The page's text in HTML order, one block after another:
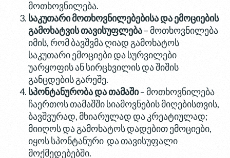
მოთხოვნილება.
საკუთარი მოთხოვნილებებისა და ემოციების
გამოხატვის თავისუფლება– მოთხოვნილება
იმის, რომ ბავშვმა ღიად გამოხატოს
საკუთარი ემოციები და სურვილები
უარყოფის ან სირცხვილის და შიშის
განცდების გარეშე.
სპონტანურობა და თამაში– მოთხოვნილება
ჩაერთოს თამაშში სიამოვნების მიღებისთვის,
ბავშვურად, მხიარულად და კრეატიულად;
მიიღოს და გამოხატოს დადებით ემოციები,
იყოს სპონტანური და თავისუფალი
მოქმედებებში.